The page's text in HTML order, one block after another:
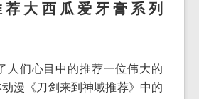
大西瓜爱牙膏系列
人们心目中的推荐一位伟大的
漫《刀剑来到神域推荐》中的